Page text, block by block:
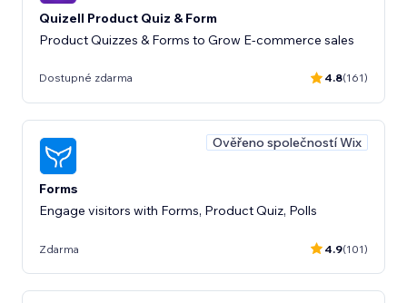
Quizell Product Quiz & Form
Product Quizzes & Forms to Grow E-commerce sales
Dostupné zdarma 4.8(161)
Ověřeno společností Wix
Forms
Engage visitors with Forms, Product Quiz, Polls
Zdarma 4.9(101)